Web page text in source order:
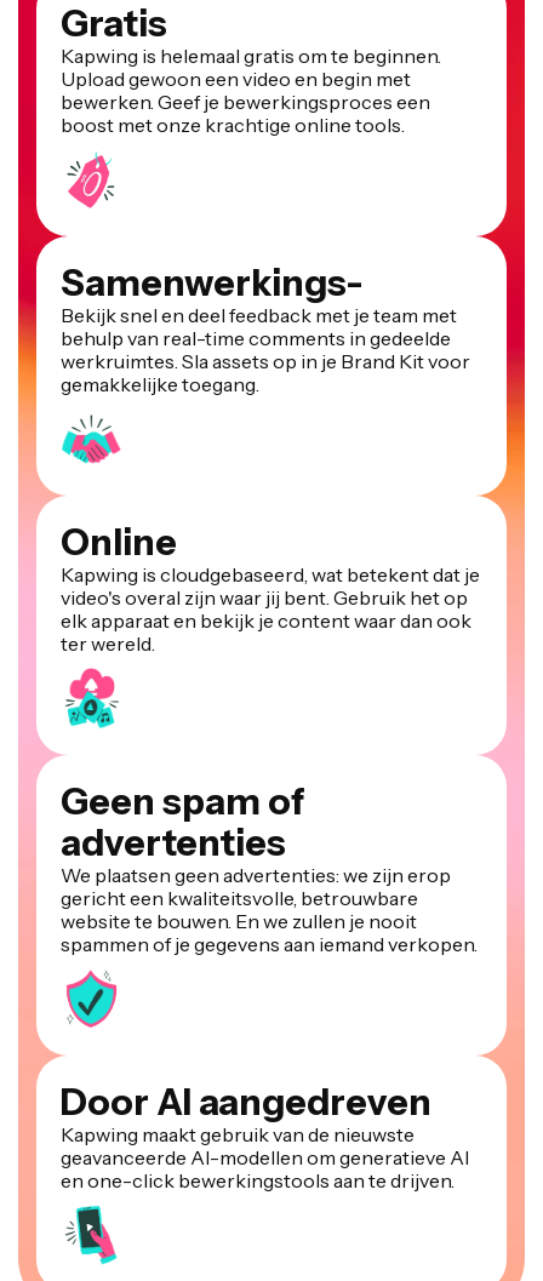
Gratis
Kapwing is helemaal gratis om te beginnen.
Upload gewoon een video en begin met
bewerken. Geef je bewerkingsproces een
boost met onze krachtige online tools.
Samenwerkings-
Bekijk snel en deel feedback met je team met
behulp van real-time comments in gedeelde
werkruimtes. Sla assets op in je Brand Kit voor
gemakkelijke toegang.
Online
Kapwing is cloudgebaseerd, wat betekent dat je
video's overal zijn waar jij bent. Gebruik het op
elk apparaat en bekijk je content waar dan ook
ter wereld.
Geen spam of
advertenties
We plaatsen geen advertenties: we zijn erop
gericht een kwaliteitsvolle, betrouwbare
website te bouwen. En we zullen je nooit
spammen of je gegevens aan iemand verkopen.
Door AI aangedreven
Kapwing maakt gebruik van de nieuwste
geavanceerde AI-modellen om generatieve AI
en one-click bewerkingstools aan te drijven.